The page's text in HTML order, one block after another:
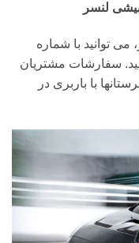
لنسر
توانید با شماره
فرمایید. سفارشات مشتریان
با باربری در